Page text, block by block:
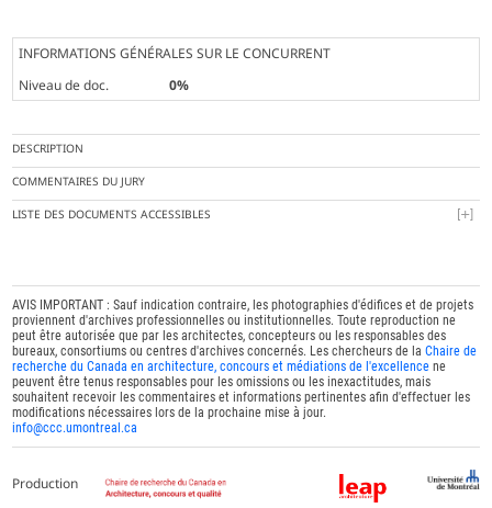
INFORMATIONS GÉNÉRALES SUR LE CONCURRENT
Niveau de doc.
0%
DESCRIPTION
COMMENTAIRES DU JURY
LISTE DES DOCUMENTS ACCESSIBLES
AVIS IMPORTANT : Sauf indication contraire, les photographies d'édifices et de projets
proviennent d'archives professionnelles ou institutionnelles. Toute reproduction ne
peut être autorisée que par les architectes, concepteurs ou les responsables des
bureaux, consortiums ou centres d'archives concernés. Les chercheurs de laChaire de
recherche du Canada en architecture, concours et médiations de l'excellence ne
peuvent être tenus responsables pour les omissions ou les inexactitudes, mais
souhaitent recevoir les commentaires et informations pertinentes afin d'effectuer les
modifications nécessaires lors de la prochaine mise à jour.
info@ccc.umontreal.ca
Production